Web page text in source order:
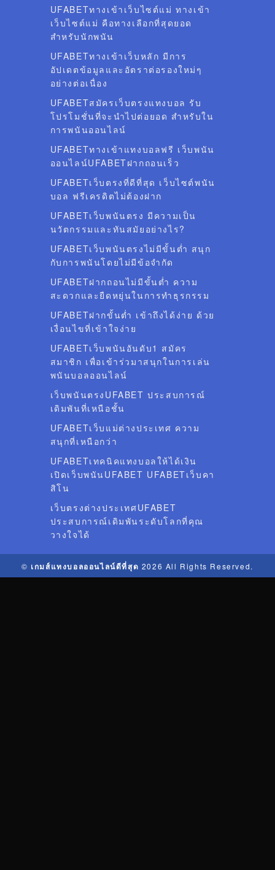
UFABETทางเข้าเว็บไซต์แม่ ทางเข้า
เว็บไซต์แม่ คือทางเลือกที่สุดยอด
สำหรับนักพนัน
UFABETทางเข้าเว็บหลัก มีการ
อัปเดตข้อมูลและอัตราต่อรองใหม่ๆ
อย่างต่อเนื่อง
UFABETสมัครเว็บตรงแทงบอล รับ
โปรโมชั่นที่จะนำไปต่อยอด สำหรับใน
การพนันออนไลน์
UFABETทางเข้าแทงบอลฟรี เว็บพนัน
ออนไลน์UFABETฝากถอนเร็ว
UFABETเว็บตรงที่ดีที่สุด เว็บไซต์พนัน
บอล ฟรีเครดิตไม่ต้องฝาก
UFABETเว็บพนันตรง มีความเป็น
นวัตกรรมและทันสมัยอย่างไร?
UFABETเว็บพนันตรงไม่มีขั้นต่ำ สนุก
กับการพนันโดยไม่มีข้อจำกัด
UFABETฝากถอนไม่มีขั้นต่ำ ความ
สะดวกและยืดหยุ่นในการทำธุรกรรม
UFABETฝากขั้นต่ำ เข้าถึงได้ง่าย ด้วย
เงื่อนไขที่เข้าใจง่าย
UFABETเว็บพนันอันดับ1 สมัคร
สมาชิก เพื่อเข้าร่วมาสนุกในการเล่น
พนันบอลออนไลน์
เว็บพนันตรงUFABET ประสบการณ์
เดิมพันที่เหนือชั้น
UFABETเว็บแม่ต่างประเทศ ความ
สนุกที่เหนือกว่า
UFABETเทคนิคแทงบอลให้ได้เงิน
เปิดเว็บพนันUFABET UFABETเว็บคา
สิโน
เว็บตรงต่างประเทศUFABET
ประสบการณ์เดิมพันระดับโลกที่คุณ
วางใจได้
© เกมส์แทงบอลออนไลน์ดีที่สุด 2026 All Rights Reserved.